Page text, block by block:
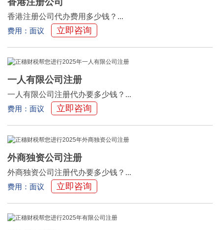
香港注册公司代办费用多少钱？...
费用：面议
立即咨询
一人有限公司注册
一人有限公司注册代办要多少钱？...
费用：面议
立即咨询
外商独资公司注册
外商独资公司注册代办要多少钱？...
费用：面议
立即咨询